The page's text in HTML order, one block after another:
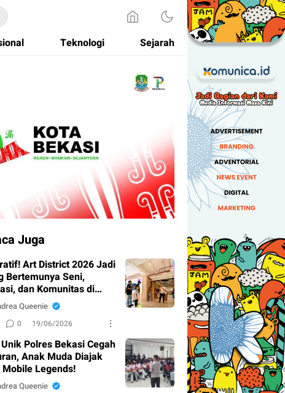
Teknologi Sejarah
Juga
Art District 2026 Jadi
Bertemunya Seni,
dan Komunitas di
Queenie
0 19/06/2026
Polres Bekasi Cegah
Anak Muda Diajak
Legends!
Queenie